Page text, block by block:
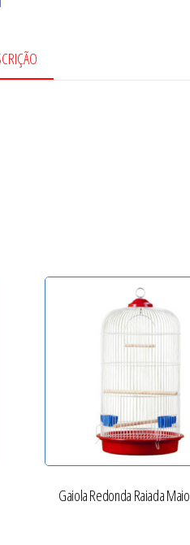
Gaiola Redonda Raiada